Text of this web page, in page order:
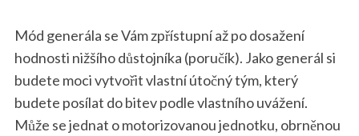
Mód generála se Vám zpřístupní až po dosažení
hodnosti nižšího důstojníka (poručík). Jako generál si
budete moci vytvořit vlastní útočný tým, který
budete posílat do bitev podle vlastního uvážení.
Může se jednat o motorizovanou jednotku, obrněnou